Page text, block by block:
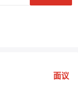
面议